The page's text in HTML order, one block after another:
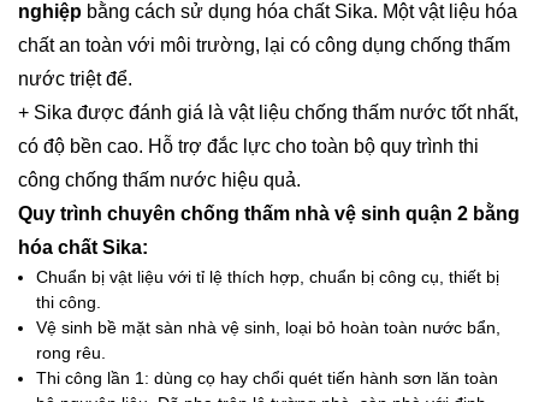
nghiệp bằng cách sử dụng hóa chất Sika. Một vật liệu hóa
chất an toàn với môi trường, lại có công dụng chống thấm
nước triệt để.
+ Sika được đánh giá là vật liệu chống thấm nước tốt nhất,
có độ bền cao. Hỗ trợ đắc lực cho toàn bộ quy trình thi
công chống thấm nước hiệu quả.
Quy trình chuyên chống thấm nhà vệ sinh quận 2 bằng
hóa chất Sika:
Chuẩn bị vật liệu với tỉ lệ thích hợp, chuẩn bị công cụ, thiết bị
thi công.
Vệ sinh bề mặt sàn nhà vệ sinh, loại bỏ hoàn toàn nước bẩn,
rong rêu.
Thi công lần 1: dùng cọ hay chổi quét tiến hành sơn lăn toàn